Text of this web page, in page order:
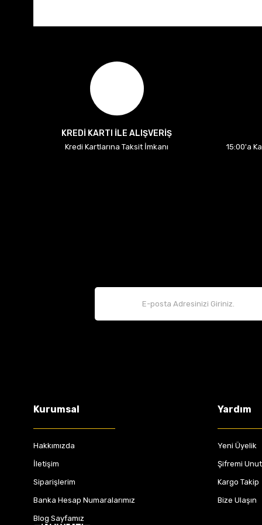
KREDİ KARTI İLE ALIŞVERİŞ
Kredi Kartlarına Taksit İmkanı
15:00'a
Kurumsal
Hakkımızda
İletişim
Siparişlerim
Banka Hesap Numaralarımız
Blog Sayfamız
Yardım
Yeni Üyelik
Şifremi
Kargo Takip
Bize Ulaşın